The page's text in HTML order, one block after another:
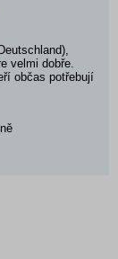
velmi dobře.
občas potřebují